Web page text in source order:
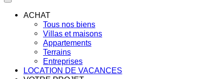
ACHAT
Tous nos biens
Villas et maisons
Appartements
Terrains
Entreprises
LOCATION DE VACANCES